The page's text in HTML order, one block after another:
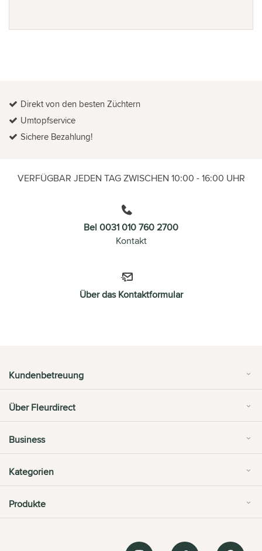
Direkt von den besten Züchtern
Umtopfservice
Sichere Bezahlung!
VERFÜGBAR JEDEN TAG ZWISCHEN 10:00 - 16:00 UHR
Bel 0031 010 760 2700
Kontakt
Über das Kontaktformular
Kundenbetreuung
Über Fleurdirect
Business
Kategorien
Produkte